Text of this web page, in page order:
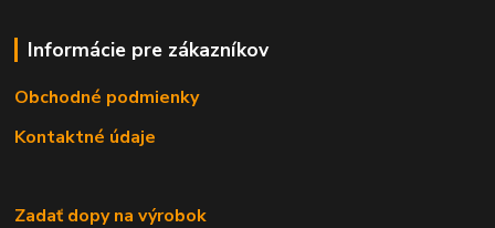
Informácie pre zákazníkov
Obchodné podmienky
Kontaktné údaje
Zadať dopy na výrobok